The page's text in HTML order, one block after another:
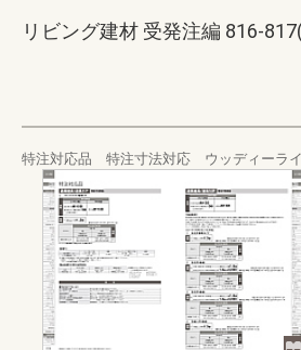
リビング建材 受発注編 816-
特注対応品 特注寸法対応 ウッディーラ